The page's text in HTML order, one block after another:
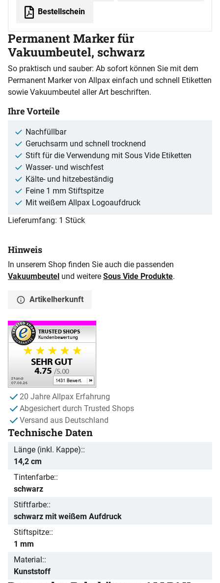
Bestellschein
Permanent Marker für
Vakuumbeutel, schwarz
So praktisch und sauber: Ab sofort können Sie mit dem
Permanent Marker von Allpax einfach und schnell Etiketten
sowie Vakuumbeutel aller Art beschriften.
Ihre Vorteile
Nachfüllbar
Geruchsarm und schnell trocknend
Stift für die Verwendung mit Sous Vide Etiketten
Wasser- und wischfest
Kälte- und hitzebeständig
Feine 1 mm Stiftspitze
Mit weißem Allpax Logoaufdruck
Lieferumfang: 1 Stück
Hinweis
In unserem Shop finden Sie auch die passenden
Vakuumbeutel und weitere Sous Vide Produkte.
Artikelherkunft
20 Jahre Allpax Erfahrung
Abgesichert durch Trusted Shops
Versand aus Deutschland
Technische Daten
Länge (inkl. Kappe):
14,2 cm
Tintenfarbe:
schwarz
Stiftfarbe:
schwarz mit weißem Aufdruck
Stiftspitze:
1 mm
Material:
Kunststoff